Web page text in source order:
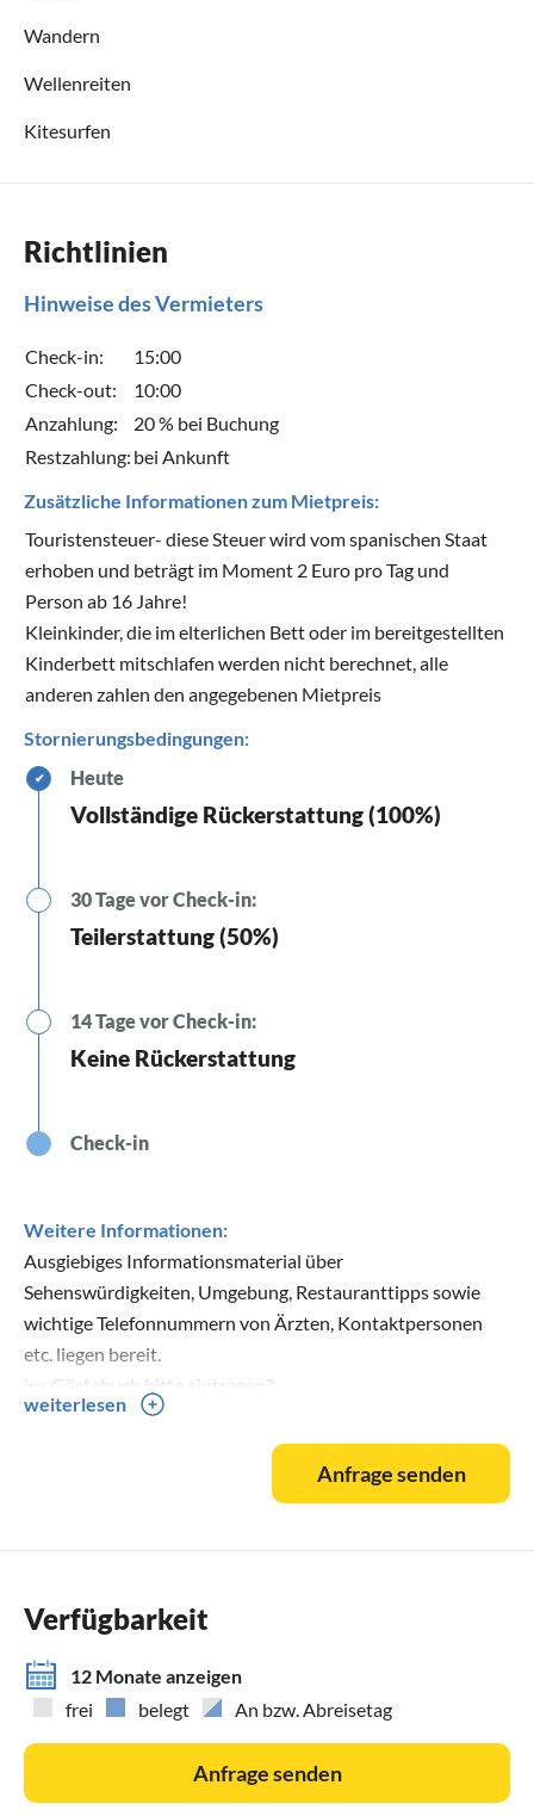
Wandern
Wellenreiten
Kitesurfen
Richtlinien
Hinweise des Vermieters
Check-in:
15:00
Check-out:
10:00
Anzahlung:
20 % bei Buchung
Restzahlung: bei Ankunft
Zusätzliche Informationen zum Mietpreis:
Touristensteuer- diese Steuer wird vom spanischen Staat
erhoben und beträgt im Moment 2 Euro pro Tag und
Person ab 16 Jahre!
Kleinkinder, die im elterlichen Bett oder im bereitgestellten
Kinderbett mitschlafen werden nicht berechnet, alle
anderen zahlen den angegebenen Mietpreis
Stornierungsbedingungen:
✔ Heute
Vollständige Rückerstattung (100%)
30 Tage vor Check-in:
Teilerstattung (50%)
14 Tage vor Check-in:
Keine Rückerstattung
Check-in
Weitere Informationen:
Ausgiebiges Informationsmaterial über
Sehenswürdigkeiten, Umgebung, Restauranttipps sowie
wichtige Telefonnummern von Ärzten, Kontaktpersonen
etc. liegen bereit.
ins Gästebuch bitte eintragen?
Kontaktpersonen können bei evtl auftretenden
Schwierigkeiten jederzeit telefonisch erreicht werden.
Pool-und Gartenservice sind im Preis inbegriffen.
weiterlesen
Anfrage senden
Verfügbarkeit
12 Monate anzeigen
frei
belegt An bzw. Abreisetag
Anfrage senden